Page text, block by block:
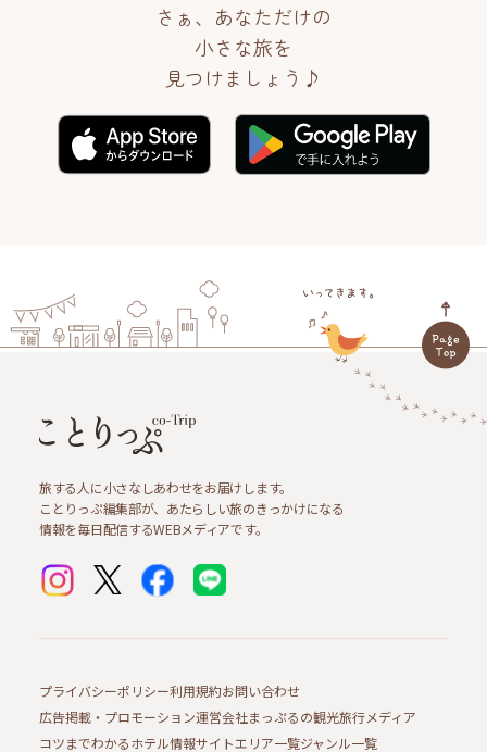
さぁ、あなただけの
小さな旅を
見つけましょう♪
旅する人に小さなしあわせをお届けします。
ことりっぷ編集部が、あたらしい旅のきっかけになる
情報を毎日配信するWEBメディアです。
プライバシーポリシー利用規約お問い合わせ
広告掲載・プロモーション運営会社まっぷるの観光旅行メディア
コツまでわかるホテル情報サイトエリア一覧ジャンル一覧